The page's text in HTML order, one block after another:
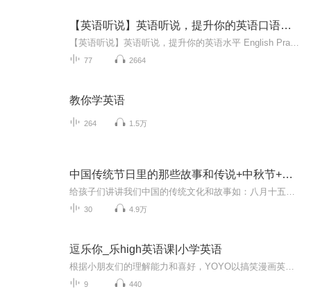
【英语听说】英语听说，提升你的英语口语水平
77 2664
教你学英语
264 1.5万
中国传统节日里的那些故事和传说+中秋节+元旦春节等
30 4.9万
逗乐你_乐high英语课|小学英语
9 440